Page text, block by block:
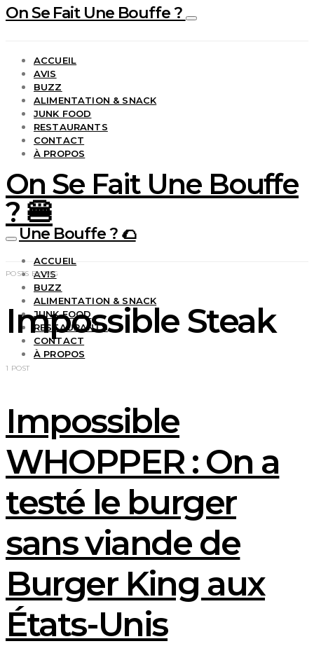
On Se Fait Une Bouffe ?
ACCUEIL
AVIS
BUZZ
ALIMENTATION & SNACK
JUNK FOOD
RESTAURANTS
CONTACT
À PROPOS
On Se Fait Une Bouffe
? 🍔
Une Bouffe ? 🌮
ACCUEIL
AVIS
BUZZ
ALIMENTATION & SNACK
JUNK FOOD
RESTAURANTS
CONTACT
À PROPOS
POSTS BY TAG
Impossible Steak
1 POST
Impossible
WHOPPER : On a
testé le burger
sans viande de
Burger King aux
États-Unis